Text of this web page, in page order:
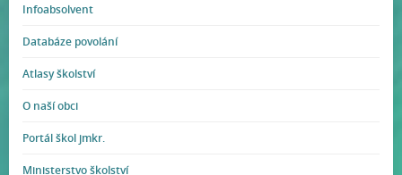
Infoabsolvent
Databáze povolání
Atlasy školství
O naší obci
Portál škol jmkr.
Ministerstvo školství